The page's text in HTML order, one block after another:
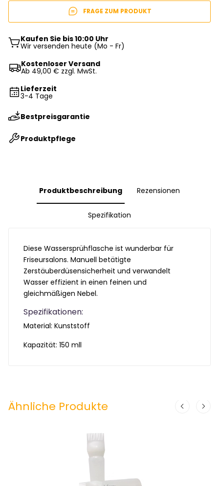
FRAGE ZUM PRODUKT
Kaufen Sie bis 10:00 Uhr
Wir versenden heute (Mo - Fr)
Kostenloser Versand
Ab 49,00 € zzgl. MwSt.
Lieferzeit
3-4 Tage
Bestpreisgarantie
Produktpflege
Produktbeschreibung Rezensionen
Spezifikation
Diese Wassersprühflasche ist wunderbar für
Friseursalons. Manuell betätigte
Zerstäuberdüsensicherheit und verwandelt
Wasser effizient in einen feinen und
gleichmäßigen Nebel.
Spezifikationen:
Material: Kunststoff
Kapazität: 150 mll
Ähnliche Produkte